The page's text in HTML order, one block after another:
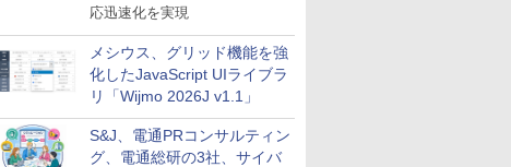
応迅速化を実現
メシウス、グリッド機能を強
化したJavaScript UIライブラ
リ「Wijmo 2026J v1.1」
S&J、電通PRコンサルティン
グ、電通総研の3社、サイバ